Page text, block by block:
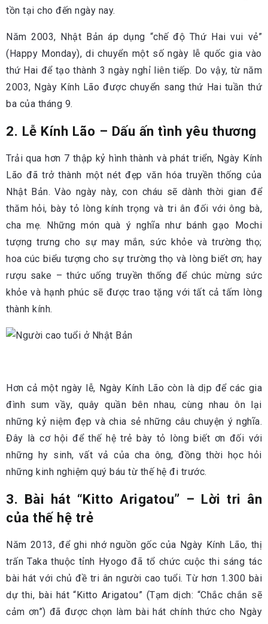
tồn tại cho đến ngày nay.
Năm 2003, Nhật Bản áp dụng “chế độ Thứ Hai vui vẻ”
(Happy Monday), di chuyển một số ngày lễ quốc gia vào
thứ Hai để tạo thành 3 ngày nghỉ liên tiếp. Do vậy, từ năm
2003, Ngày Kính Lão được chuyển sang thứ Hai tuần thứ
ba của tháng 9.
2. Lễ Kính Lão – Dấu ấn tình yêu thương
Trải qua hơn 7 thập kỷ hình thành và phát triển, Ngày Kính
Lão đã trở thành một nét đẹp văn hóa truyền thống của
Nhật Bản. Vào ngày này, con cháu sẽ dành thời gian để
thăm hỏi, bày tỏ lòng kính trọng và tri ân đối với ông bà,
cha mẹ. Những món quà ý nghĩa như bánh gạo Mochi
tượng trưng cho sự may mắn, sức khỏe và trường thọ;
hoa cúc biểu tượng cho sự trường thọ và lòng biết ơn; hay
rượu sake – thức uống truyền thống để chúc mừng sức
khỏe và hạnh phúc sẽ được trao tặng với tất cả tấm lòng
thành kính.
Hơn cả một ngày lễ, Ngày Kính Lão còn là dịp để các gia
đình sum vầy, quây quần bên nhau, cùng nhau ôn lại
những kỷ niệm đẹp và chia sẻ những câu chuyện ý nghĩa.
Đây là cơ hội để thế hệ trẻ bày tỏ lòng biết ơn đối với
những hy sinh, vất vả của cha ông, đồng thời học hỏi
những kinh nghiệm quý báu từ thế hệ đi trước.
3. Bài hát “Kitto Arigatou” – Lời tri ân
của thế hệ trẻ
Năm 2013, để ghi nhớ nguồn gốc của Ngày Kính Lão, thị
trấn Taka thuộc tỉnh Hyogo đã tổ chức cuộc thi sáng tác
bài hát với chủ đề tri ân người cao tuổi. Từ hơn 1.300 bài
dự thi, bài hát “Kitto Arigatou” (Tạm dịch: “Chắc chắn sẽ
cảm ơn”) đã được chọn làm bài hát chính thức cho Ngày